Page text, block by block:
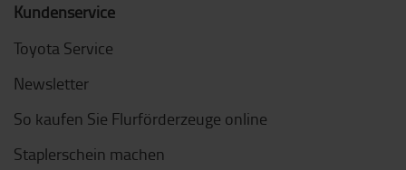
Kundenservice
Toyota Service
Newsletter
So kaufen Sie Flurförderzeuge online
Staplerschein machen